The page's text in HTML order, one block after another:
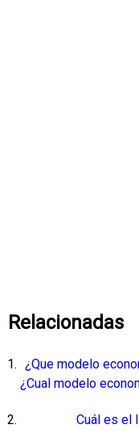
Relacionadas
¿Que modelo
¿Cual modelo
Cuál es el